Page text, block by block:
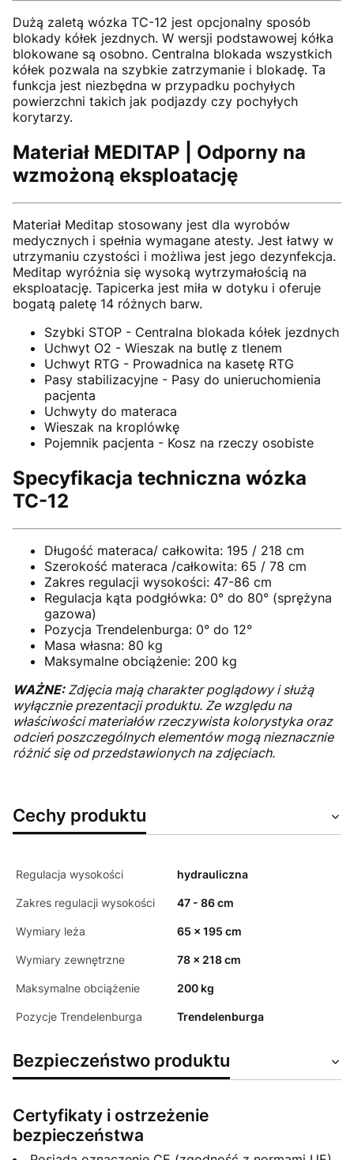
Dużą zaletą wózka TC-12 jest opcjonalny sposób
blokady kółek jezdnych. W wersji podstawowej kółka
blokowane są osobno. Centralna blokada wszystkich
kółek pozwala na szybkie zatrzymanie i blokadę. Ta
funkcja jest niezbędna w przypadku pochyłych
powierzchni takich jak podjazdy czy pochyłych
korytarzy.
Materiał MEDITAP | Odporny na
wzmożoną eksploatację
Materiał Meditap stosowany jest dla wyrobów
medycznych i spełnia wymagane atesty. Jest łatwy w
utrzymaniu czystości i możliwa jest jego dezynfekcja.
Meditap wyróżnia się wysoką wytrzymałością na
eksploatację. Tapicerka jest miła w dotyku i oferuje
bogatą paletę 14 różnych barw.
Szybki STOP - Centralna blokada kółek jezdnych
Uchwyt O2 - Wieszak na butlę z tlenem
Uchwyt RTG - Prowadnica na kasetę RTG
Pasy stabilizacyjne - Pasy do unieruchomienia
pacjenta
Uchwyty do materaca
Wieszak na kroplówkę
Pojemnik pacjenta - Kosz na rzeczy osobiste
Specyfikacja techniczna wózka
TC-12
Długość materaca/ całkowita: 195 / 218 cm
Szerokość materaca /całkowita: 65 / 78 cm
Zakres regulacji wysokości: 47-86 cm
Regulacja kąta podgłówka: 0° do 80° (sprężyna
gazowa)
Pozycja Trendelenburga: 0° do 12°
Masa własna: 80 kg
Maksymalne obciążenie: 200 kg
WAŻNE:Zdjęcia mają charakter poglądowy i służą
wyłącznie prezentacji produktu. Ze względu na
właściwości materiałów rzeczywista kolorystyka oraz
odcień poszczególnych elementów mogą nieznacznie
różnić się od przedstawionych na zdjęciach.
Cechy produktu
Regulacja wysokości hydrauliczna
Zakres regulacji wysokości 47 - 86 cm
Wymiary leża 65 x 195 cm
Wymiary zewnętrzne 78 x 218 cm
Maksymalne obciążenie 200 kg
Pozycje Trendelenburga Trendelenburga
Bezpieczeństwo produktu
Certyfikaty i ostrzeżenie
bezpieczeństwa